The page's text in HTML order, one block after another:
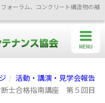
ォーラム、コンクリート構造物の補
活動・講演・見学会報告
断士合格指南講座 第５回目
MENU